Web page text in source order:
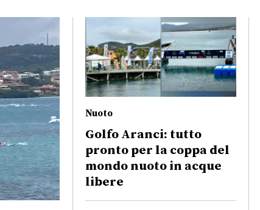
Nuoto
Golfo Aranci: tutto
pronto per la coppa del
mondo nuoto in acque
libere